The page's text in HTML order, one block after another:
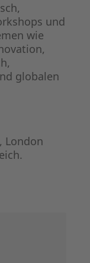
und
wie
globalen
London